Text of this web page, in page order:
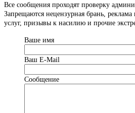
Все сообщения проходят проверку
Запрещаются нецензурная брань, реклама
услуг, призывы к насилию и прочие
Ваше имя
Ваш Е-Mail
Сообщение